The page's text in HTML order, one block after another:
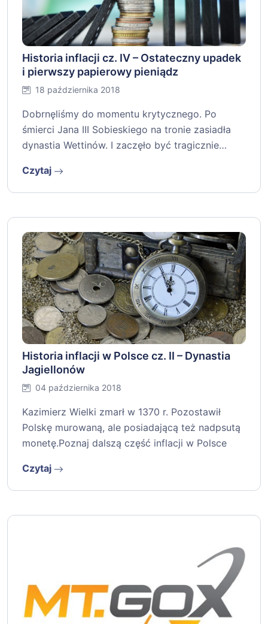
Historia inflacji cz. IV – Ostateczny upadek
i pierwszy papierowy pieniądz
18 października 2018
Dobrnęliśmy do momentu krytycznego. Po
śmierci Jana III Sobieskiego na tronie zasiadła
dynastia Wettinów. I zaczęło być tragicznie…
Czytaj
Historia inflacji w Polsce cz. II – Dynastia
Jagiellonów
04 października 2018
Kazimierz Wielki zmarł w 1370 r. Pozostawił
Polskę murowaną, ale posiadającą też nadpsutą
monetę.Poznaj dalszą część inflacji w Polsce
Czytaj